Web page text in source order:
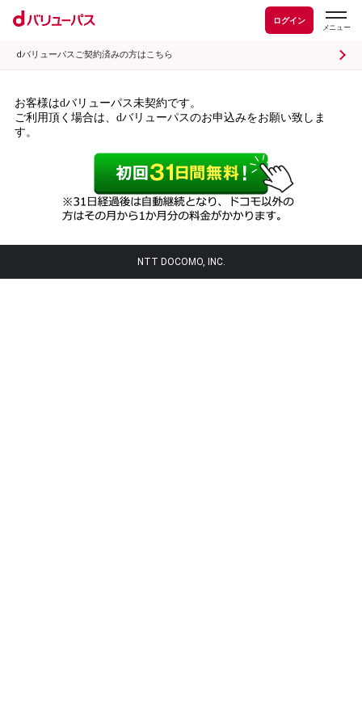
ログイン
dバリューパスご契約済みの方はこちら
お客様はdバリューパス未契約です。
ご利用頂く場合は、dバリューパスのお申込みをお願い致しま
す。
NTT DOCOMO, INC.